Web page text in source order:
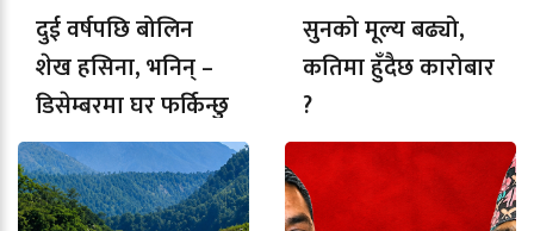
दुई वर्षपछि बोलिन
शेख हसिना, भनिन् –
डिसेम्बरमा घर फर्किन्छु
सुनको मूल्य बढ्यो,
कतिमा हुँदैछ कारोबार
?